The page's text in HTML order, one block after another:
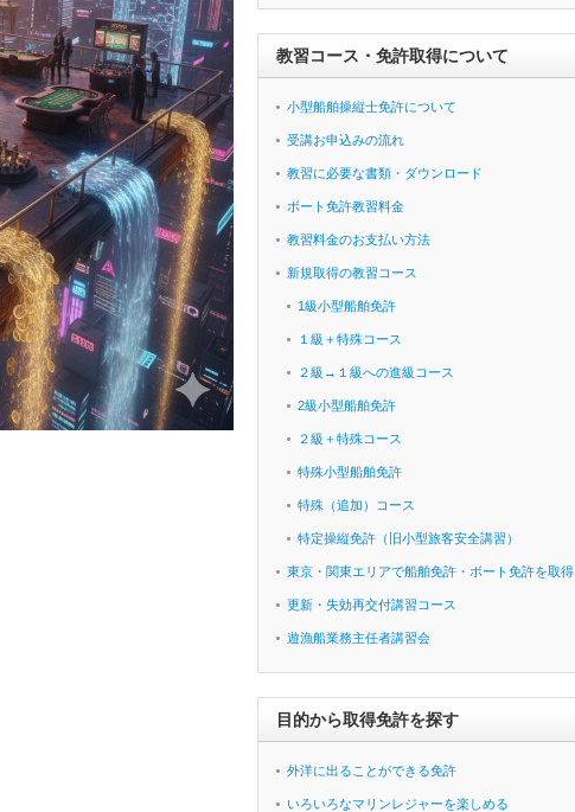
教習コース・免許取得について
小型船舶操縦士免許について
受講お申込みの流れ
教習に必要な書類・ダウンロード
ボート免許教習料金
教習料金のお支払い方法
新規取得の教習コース
1級小型船舶免許
１級＋特殊コース
２級→１級への進級コース
2級小型船舶免許
２級＋特殊コース
特殊小型船舶免許
特殊（追加）コース
特定操縦免許（旧小型旅客安全講習）
東京・関東エリアで船舶免許・ボート免許を取得
更新・失効再交付講習コース
遊漁船業務主任者講習会
目的から取得免許を探す
外洋に出ることができる免許
いろいろなマリンレジャーを楽しめる